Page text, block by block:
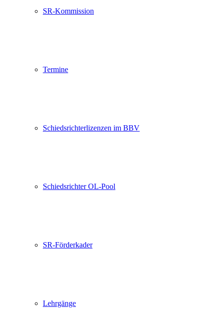
SR-Kommission
Termine
Schiedsrichterlizenzen im BBV
Schiedsrichter OL-Pool
SR-Förderkader
Lehrgänge